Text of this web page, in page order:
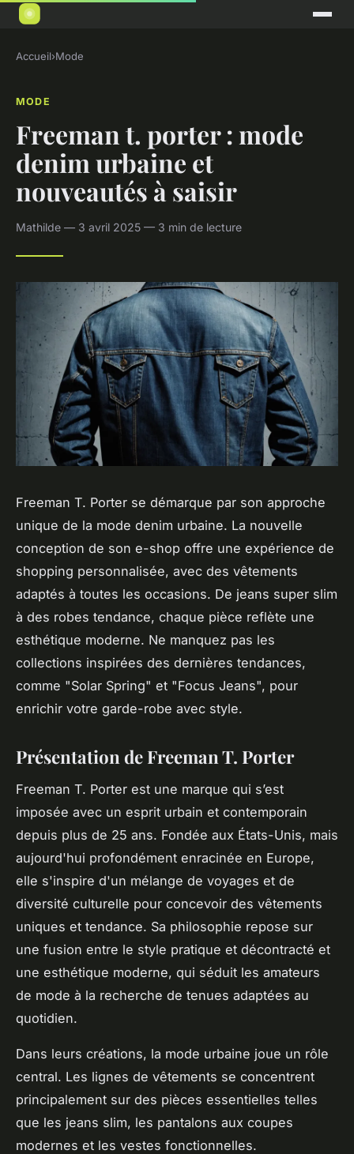
Accueil›Mode
MODE
Freeman t. porter : mode
denim urbaine et
nouveautés à saisir
Mathilde — 3 avril 2025 — 3 min de lecture
Freeman T. Porter se démarque par son approche
unique de la mode denim urbaine. La nouvelle
conception de son e-shop offre une expérience de
shopping personnalisée, avec des vêtements
adaptés à toutes les occasions. De jeans super slim
à des robes tendance, chaque pièce reflète une
esthétique moderne. Ne manquez pas les
collections inspirées des dernières tendances,
comme "Solar Spring" et "Focus Jeans", pour
enrichir votre garde-robe avec style.
Présentation de Freeman T. Porter
Freeman T. Porter est une marque qui s’est
imposée avec un esprit urbain et contemporain
depuis plus de 25 ans. Fondée aux États-Unis, mais
aujourd'hui profondément enracinée en Europe,
elle s'inspire d'un mélange de voyages et de
diversité culturelle pour concevoir des vêtements
uniques et tendance. Sa philosophie repose sur
une fusion entre le style pratique et décontracté et
une esthétique moderne, qui séduit les amateurs
de mode à la recherche de tenues adaptées au
quotidien.
Dans leurs créations, la mode urbaine joue un rôle
central. Les lignes de vêtements se concentrent
principalement sur des pièces essentielles telles
que les jeans slim, les pantalons aux coupes
modernes et les vestes fonctionnelles.